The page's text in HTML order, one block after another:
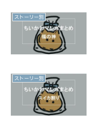
ストーリー別
ストーリー別